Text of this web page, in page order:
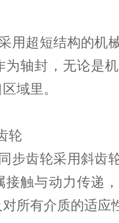
构的机械密
为轴封，无论是
域里。
用斜齿轮，
接触与动力传递
所有介质的适应